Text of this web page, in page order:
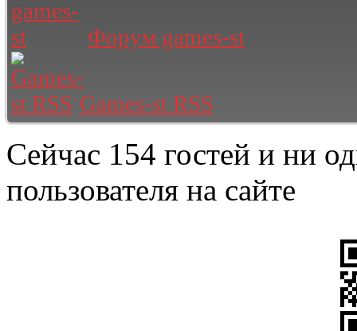
Форум games-st
Games-st RSS
Сейчас 154 гостей и ни
пользователя на сайте